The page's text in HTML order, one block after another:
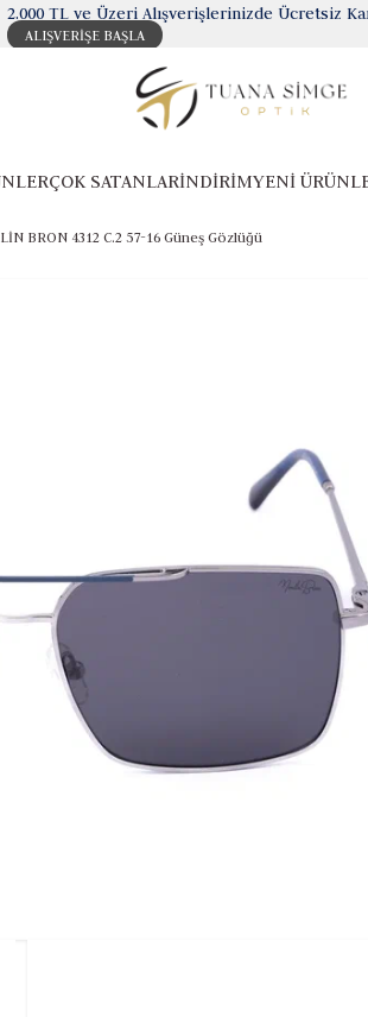
2.000 TL ve Üzeri Alışverişlerinizde Ücretsiz
ALIŞVERİŞE BAŞLA
ÇOK SATANLARİNDİRİMYENİ
BRON 4312 C.2 57-16 Güneş Gözlüğü